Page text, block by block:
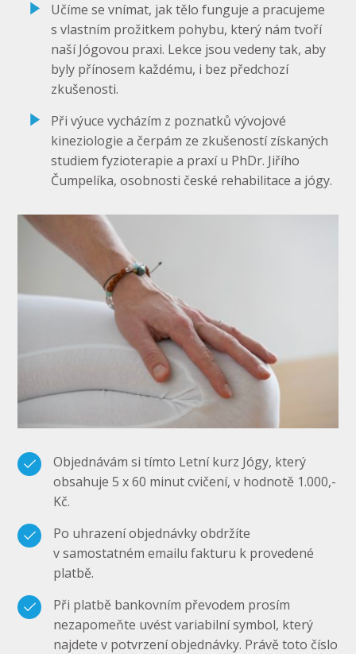
Učíme se vnímat, jak tělo funguje a pracujeme
s vlastním prožitkem pohybu, který nám tvoří
naší Jógovou praxi. Lekce jsou vedeny tak, aby
byly přínosem každému, i bez předchozí
zkušenosti.
Při výuce vycházím z poznatků vývojové
kineziologie a čerpám ze zkušeností získaných
studiem fyzioterapie a praxí u PhDr. Jiřího
Čumpelíka, osobnosti české rehabilitace a jógy.
Objednávám si tímto Letní kurz Jógy, který
obsahuje 5 x 60 minut cvičení, v hodnotě 1.000,-
Kč.
Po uhrazení objednávky obdržíte
v samostatném emailu fakturu k provedené
platbě.
Při platbě bankovním převodem prosím
nezapomeňte uvést variabilní symbol, který
najdete v potvrzení objednávky. Právě toto číslo